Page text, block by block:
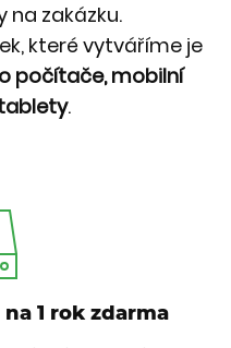
na zakázku.
které vytváříme je
počítače, mobilní
.
1 rok zdarma